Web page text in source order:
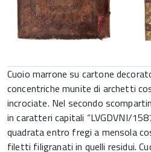
Cuoio marrone su cartone
concentriche munite di archetti
incrociate. Nel secondo
in caratteri capitali “LVGDVNI/
quadrata entro fregi a mensola
filetti filigranati in quelli residui.